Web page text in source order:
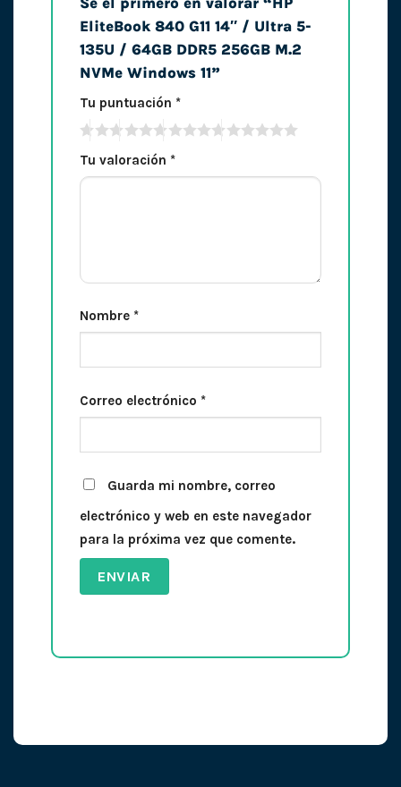
EliteBook 840 G11 14″ / Ultra 5-
135U / 64GB DDR5 256GB M.2
NVMe Windows 11”
Tu puntuación *
Tu valoración *
Nombre *
Correo electrónico *
Guarda mi nombre, correo
electrónico y web en este navegador
para la próxima vez que comente.